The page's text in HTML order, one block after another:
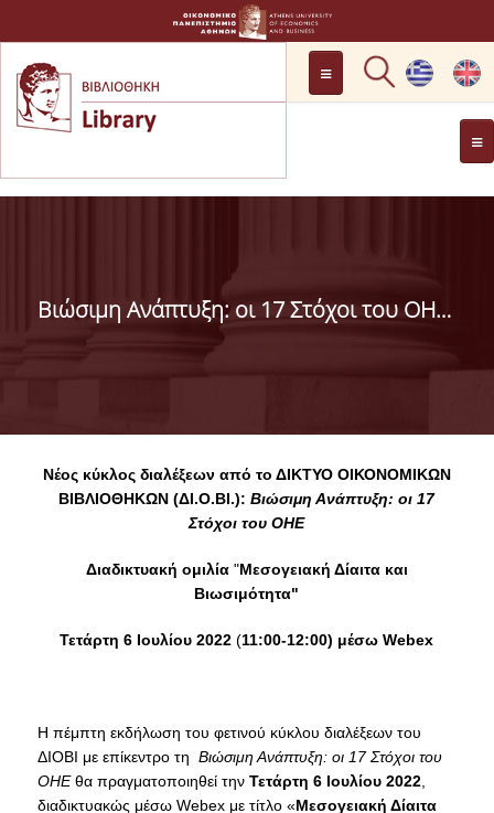
OPENING HOURS
GENERAL INFORMATION
PROJECTS
COLLECTIONS
PRINTED COLLECTIONS
RESOURCES
SERVICES
BORROWING
Βιώσιμη Ανάπτυξη: οι 17 Στόχοι του ΟΗΕ Διαδικτυακή ομιλία "Μεσογειακή Δίαιτα και Βιωσιμότητα"
Νέος κύκλος διαλέξεων από το ΔΙΚΤΥΟ ΟΙΚΟΝΟΜΙΚΩΝ
ΒΙΒΛΙΟΘΗΚΩΝ (ΔΙ.Ο.ΒΙ.):Βιώσιμη Ανάπτυξη: οι 17
Στόχοι του ΟΗΕ
Διαδικτυακή ομιλία "Μεσογειακή Δίαιτα και
Βιωσιμότητα"
Τετάρτη 6 Ιουλίου 2022(11:00-12:00) μέσω Webex
Η πέμπτη εκδήλωση του φετινού κύκλου διαλέξεων του
ΔΙΟΒΙ με επίκεντρο τη Βιώσιμη Ανάπτυξη: οι 17 Στόχοι του
ΟΗΕθα πραγματοποιηθεί την Τετάρτη 6 Ιουλίου 2022,
διαδικτυακώς μέσω Webex με τίτλο «Μεσογειακή Δίαιτα